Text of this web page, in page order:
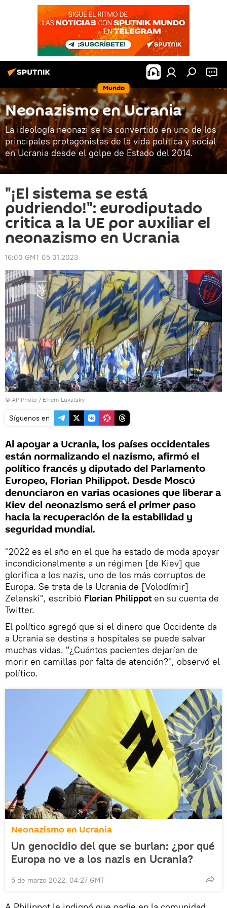
Mundo
Neonazismo en Ucrania
La ideología neonazi se ha convertido en uno de los
principales protagonistas de la vida política y social
en Ucrania desde el golpe de Estado del 2014.
"¡El sistema se está
pudriendo!": eurodiputado
critica a la UE por auxiliar el
neonazismo en Ucrania
16:00 GMT 05.01.2023
© AP Photo / Efrem Lukatsky
Síguenos en
Al apoyar a Ucrania, los países occidentales
están normalizando el nazismo, afirmó el
político francés y diputado del Parlamento
Europeo, Florian Philippot. Desde Moscú
denunciaron en varias ocasiones que liberar a
Kiev del neonazismo será el primer paso
hacia la recuperación de la estabilidad y
seguridad mundial.
"2022 es el año en el que ha estado de moda apoyar
incondicionalmente a un régimen [de Kiev] que
glorifica a los nazis, uno de los más corruptos de
Europa. Se trata de la Ucrania de [Volodímir]
Zelenski", escribió Florian Philippot en su cuenta de
Twitter.
El político agregó que si el dinero que Occidente da
a Ucrania se destina a hospitales se puede salvar
muchas vidas. "¿Cuántos pacientes dejarían de
morir en camillas por falta de atención?", observó el
político.
Neonazismo en Ucrania
Un genocidio del que se burlan: ¿por qué
Europa no ve a los nazis en Ucrania?
5 de marzo 2022, 04:27 GMT